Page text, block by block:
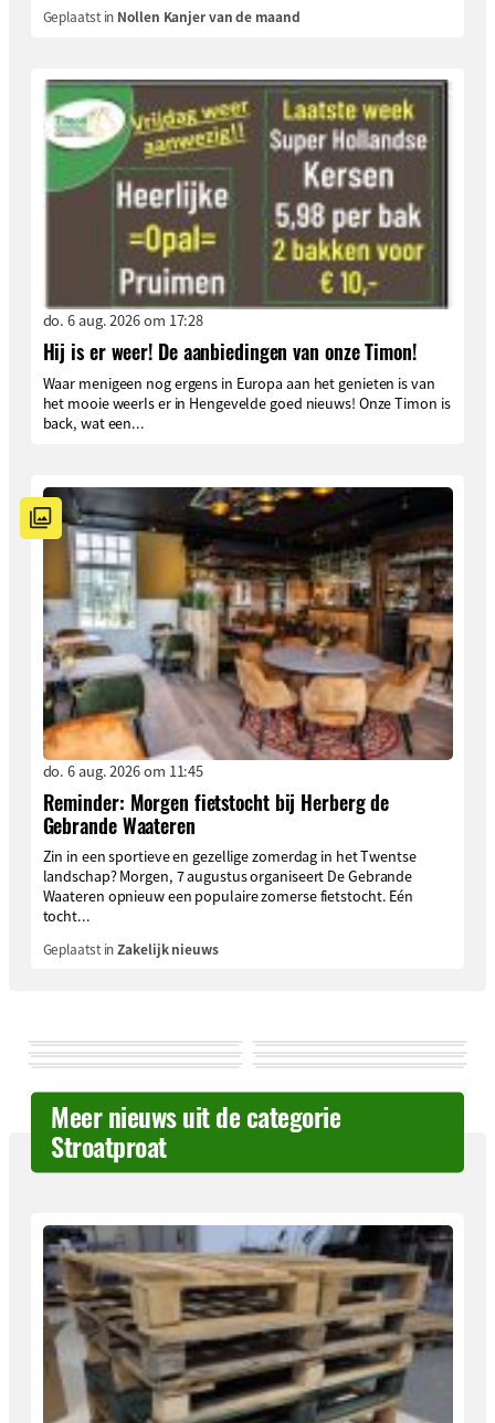
Geplaatst in Nollen Kanjer van de maand
do. 6 aug. 2026 om 17:28
Hij is er weer! De aanbiedingen van onze Timon!
Waar menigeen nog ergens in Europa aan het genieten is van
het mooie weerIs er in Hengevelde goed nieuws! Onze Timon is
back, wat een...
do. 6 aug. 2026 om 11:45
Reminder: Morgen fietstocht bij Herberg de
Gebrande Waateren
Zin in een sportieve en gezellige zomerdag in het Twentse
landschap? Morgen, 7 augustus organiseert De Gebrande
Waateren opnieuw een populaire zomerse fietstocht. Eén
tocht...
Geplaatst inZakelijk nieuws
Meer nieuws uit de categorie
Stroatproat